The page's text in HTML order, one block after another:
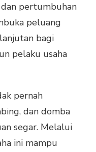
MENJANJIKAN
pertumbuhan
peluang
bagi
pelaku usaha
pernah
dan domba
segar. Melalui
ini mampu